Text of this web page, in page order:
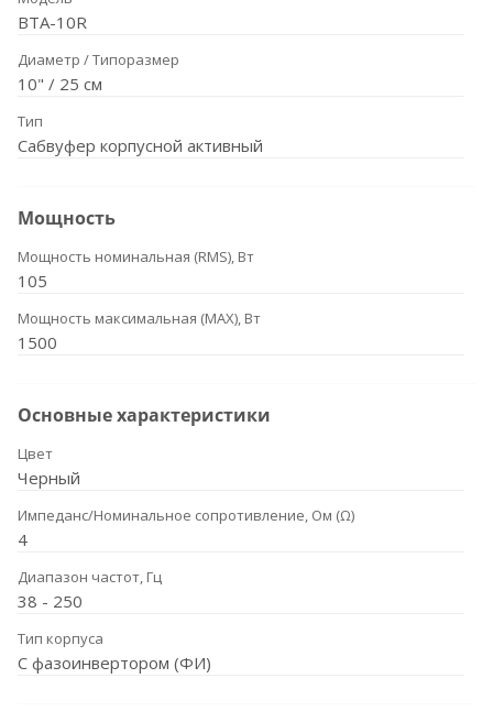
BTA-10R
Диаметр / Типоразмер
10" / 25 см
Тип
Сабвуфер корпусной активный
Мощность
Мощность номинальная (RMS), Вт
105
Мощность максимальная (MAX), Вт
1500
Основные характеристики
Цвет
Черный
Импеданс/Номинальное сопротивление, Ом (Ω)
4
Диапазон частот, Гц
38 - 250
Тип корпуса
С фазоинвертором (ФИ)